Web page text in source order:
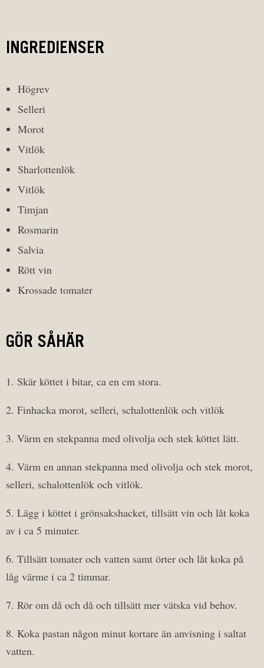
INGREDIENSER
Högrev
Selleri
Morot
Vitlök
Sharlottenlök
Vitlök
Timjan
Rosmarin
Salvia
Rött vin
Krossade tomater
GÖR SÅHÄR
1. Skär köttet i bitar, ca en cm stora.
2. Finhacka morot, selleri, schalottenlök och vitlök
3. Värm en stekpanna med olivolja och stek köttet lätt.
4. Värm en annan stekpanna med olivolja och stek morot,
selleri, schalottenlök och vitlök.
5. Lägg i köttet i grönsakshacket, tillsätt vin och låt koka
av i ca 5 minuter.
6. Tillsätt tomater och vatten samt örter och låt koka på
låg värme i ca 2 timmar.
7. Rör om då och då och tillsätt mer vätska vid behov.
8. Koka pastan någon minut kortare än anvisning i saltat
vatten.